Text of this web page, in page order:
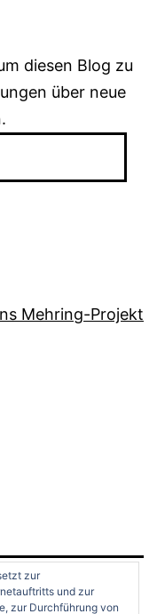
diesen Blog zu
über neue
Mehring-Projekt
zur
und zur
zur Durchführung von